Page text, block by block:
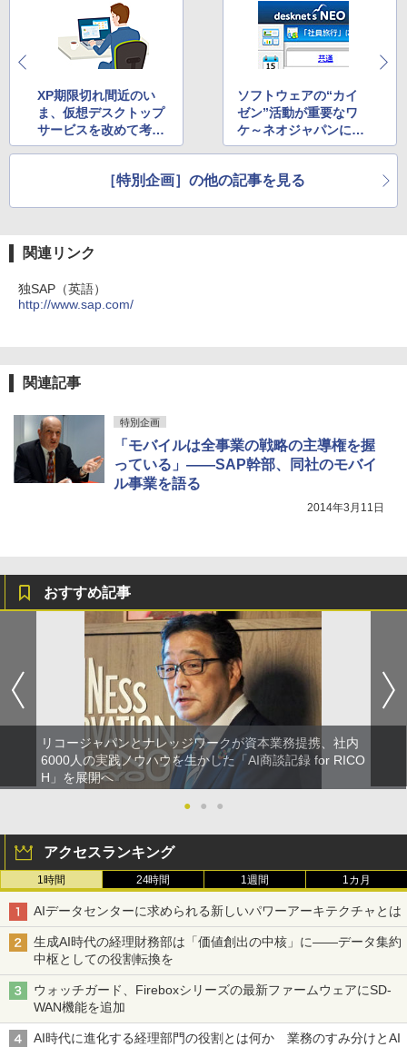
XP期限切れ間近のい
ま、仮想デスクトップ
サービスを改めて考え
る（3）
ソフトウェアの“カイ
ゼン”活動が重要なワ
ケ～ネオジャパンに聞
く、新バージョンの作
［特別企画］の他の記事を見る
関連リンク
独SAP（英語）
http://www.sap.com/
関連記事
特別企画
「モバイルは全事業の戦略の主導権を握
っている」――SAP幹部、同社のモバイ
ル事業を語る
2014年3月11日
おすすめ記事
リコージャパンとナレッジワークが資本業務提携、社内
6000人の実践ノウハウを生かした「AI商談記録 for RICO
H」を展開へ
●
● ●
アクセスランキング
1時間 24時間 1週間 1カ月
AIデータセンターに求められる新しいパワーアーキテクチャとは
生成AI時代の経理財務部は「価値創出の中核」に――データ集約
中枢としての役割転換を
ウォッチガード、Fireboxシリーズの最新ファームウェアにSD-
WAN機能を追加
AI時代に進化する経理部門の役割とは何か 業務のすみ分けとAI